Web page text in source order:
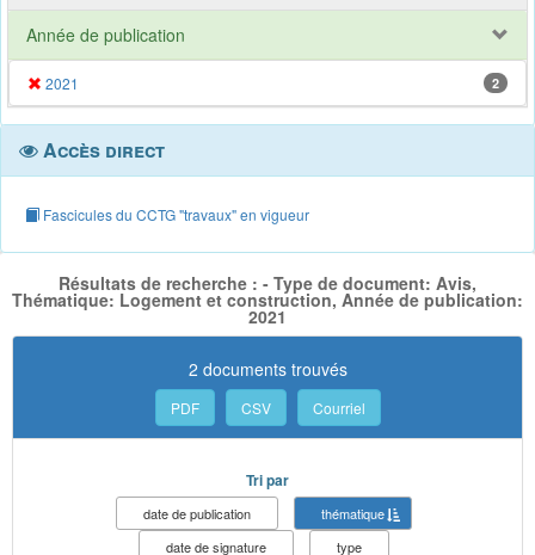
Année de publication
2021 2
Accès direct
Fascicules du CCTG "travaux" en vigueur
Résultats de recherche : - Type de document: Avis,
Thématique: Logement et construction, Année de publication:
2021
2 documents trouvés
PDF CSV Courriel
Tri par
date de publication
thématique
date de signature
type